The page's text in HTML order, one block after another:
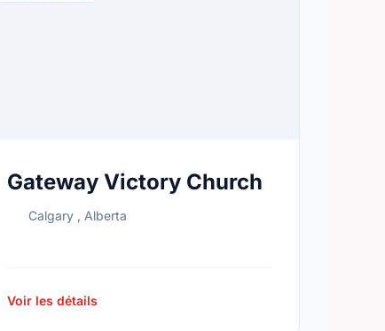
Gateway Victory Church
Calgary , Alberta
Voir les détails